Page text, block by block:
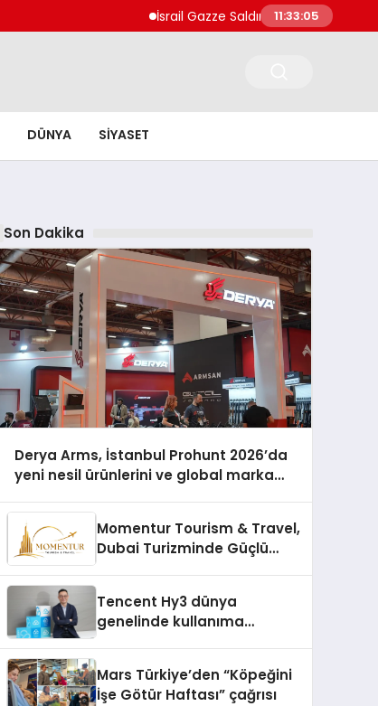
İsrail Gazze Saldırılarında Can Kaybı 73 Bin
11:33:07
DÜNYA SIYASET
Son Dakika
Derya Arms, İstanbul Prohunt 2026’da
yeni nesil ürünlerini ve global marka
Momentur Tourism & Travel,
Dubai Turizminde Güçlü
Tencent Hy3 dünya
genelinde kullanıma
Mars Türkiye’den “Köpeğini
İşe Götür Haftası” çağrısı